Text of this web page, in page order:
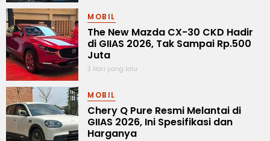
MOBIL
The New Mazda CX-30 CKD Hadir
di GIIAS 2026, Tak Sampai Rp.500
Juta
3 Hari yang lalu
MOBIL
Chery Q Pure Resmi Melantai di
GIIAS 2026, Ini Spesifikasi dan
Harganya